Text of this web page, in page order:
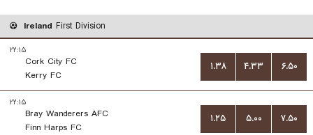
Ireland First Division
۲۲:۱۵
Cork City FC
Kerry FC
۱.۳۸ ۴.۳۳ ۶.۵۰
۲۲:۱۵
Bray Wanderers AFC
Finn Harps FC
۱.۲۵ ۵.۰۰ ۷.۵۰